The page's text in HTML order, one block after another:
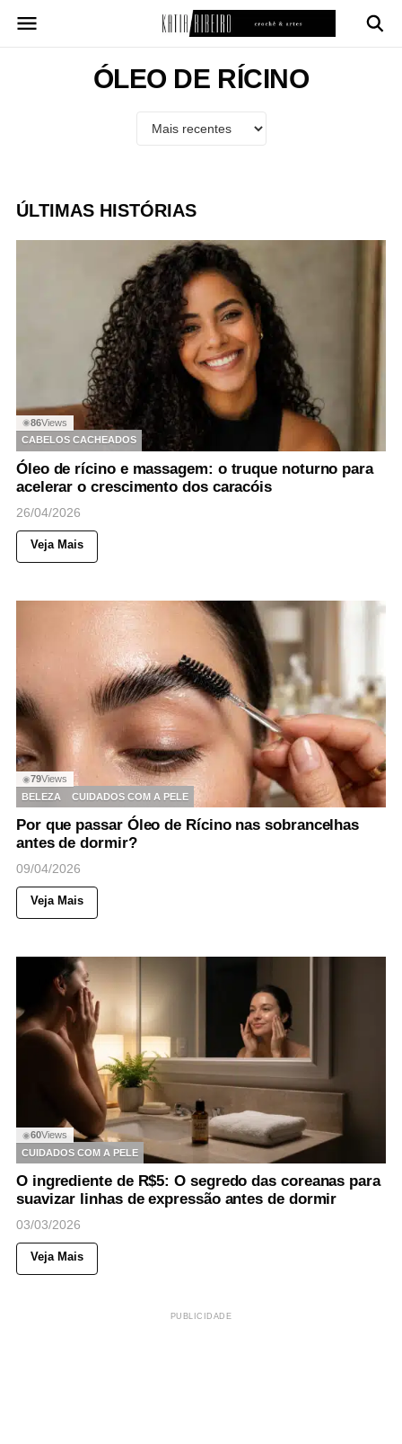
para
ÓLEO DE RÍCINO
ÚLTIMAS HISTÓRIAS
◉86Views
CABELOS CACHEADOS
Óleo de rícino e massagem: o truque noturno para
acelerar o crescimento dos caracóis
26/04/2026
Veja Mais
◉79Views
BELEZA
CUIDADOS COM A PELE
Por que passar Óleo de Rícino nas sobrancelhas
antes de dormir?
09/04/2026
Veja Mais
◉60Views
CUIDADOS COM A PELE
O ingrediente de R$5: O segredo das coreanas para
suavizar linhas de expressão antes de dormir
03/03/2026
Veja Mais
PUBLICIDADE